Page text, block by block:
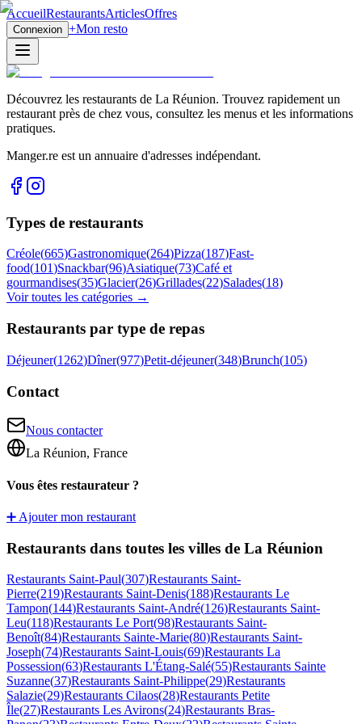
AccueilRestaurantsArticlesOffres
Connexion +Mon resto
Découvrez les restaurants de La Réunion. Trouvez rapidement un
restaurant près de chez vous, consultez les menus et les informations
pratiques.
Manger.re est un annuaire d'adresses indépendant.
Types de restaurants
Créole(665)Gastronomique(264)Pizza(187)Fast-
food(101)Snackbar(96)Asiatique(73)Café et
gourmandises(35)Glacier(26)Grillades(22)Salades(18)
Voir toutes les catégories →
Restaurants par type de repas
Déjeuner(1262)Dîner(977)Petit-déjeuner(348)Brunch(105)
Contact
Nous contacter
La Réunion, France
Vous êtes restaurateur ?
➕ Ajouter mon restaurant
Restaurants dans toutes les villes de La Réunion
Restaurants Saint-Paul(307)Restaurants Saint-
Pierre(219)Restaurants Saint-Denis(188)Restaurants Le
Tampon(144)Restaurants Saint-André(126)Restaurants Saint-
Leu(118)Restaurants Le Port(98)Restaurants Saint-
Benoît(84)Restaurants Sainte-Marie(80)Restaurants Saint-
Joseph(74)Restaurants Saint-Louis(69)Restaurants La
Possession(63)Restaurants L'Étang-Salé(55)Restaurants Sainte
Suzanne(37)Restaurants Saint-Philippe(29)Restaurants
Salazie(29)Restaurants Cilaos(28)Restaurants Petite
Île(27)Restaurants Les Avirons(24)Restaurants Bras-